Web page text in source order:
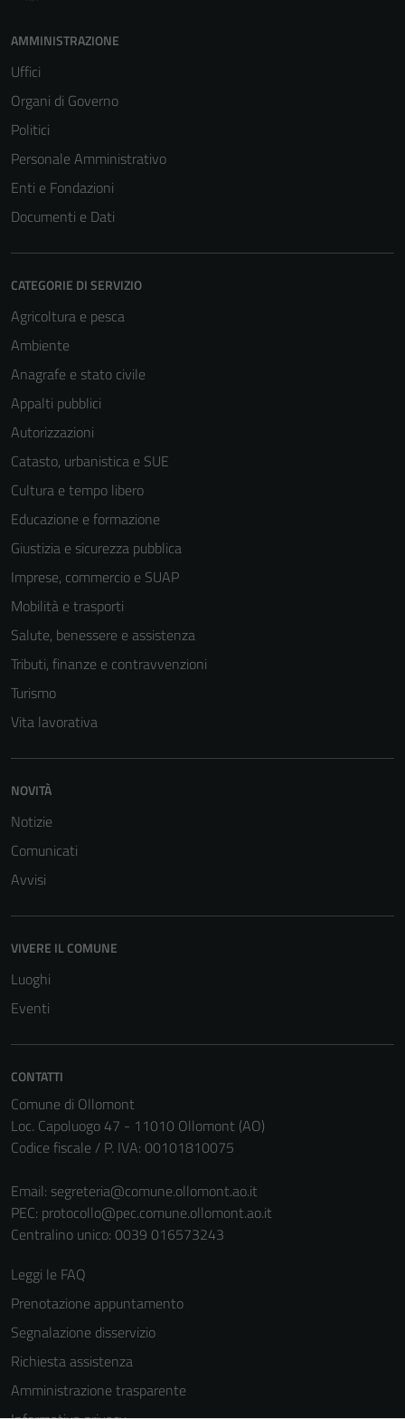
AMMINISTRAZIONE
Uffici
Organi di Governo
Politici
Personale Amministrativo
Enti e Fondazioni
Documenti e Dati
CATEGORIE DI SERVIZIO
Agricoltura e pesca
Ambiente
Anagrafe e stato civile
Appalti pubblici
Autorizzazioni
Catasto, urbanistica e SUE
Cultura e tempo libero
Educazione e formazione
Giustizia e sicurezza pubblica
Imprese, commercio e SUAP
Mobilità e trasporti
Salute, benessere e assistenza
Tributi, finanze e contravvenzioni
Turismo
Vita lavorativa
NOVITÀ
Notizie
Comunicati
Avvisi
VIVERE IL COMUNE
Luoghi
Eventi
CONTATTI
Comune di Ollomont
Loc. Capoluogo 47 - 11010 Ollomont (AO)
Codice fiscale / P. IVA: 00101810075
Email: segreteria@comune.ollomont.ao.it
PEC: protocollo@pec.comune.ollomont.ao.it
Centralino unico: 0039 016573243
Leggi le FAQ
Prenotazione appuntamento
Segnalazione disservizio
Richiesta assistenza
Amministrazione trasparente